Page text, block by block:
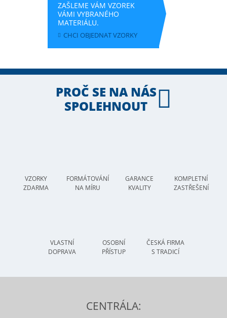
ZAŠLEME VÁM VZOREK
VÁMI VYBRANÉHO
MATERIÁLU.
CHCI OBJEDNAT VZORKY
PROČ SE NA NÁS
SPOLEHNOUT
VZORKY
ZDARMA
FORMÁTOVÁNÍ
NA MÍRU
GARANCE
KVALITY
KOMPLETNÍ
ZASTŘEŠENÍ
VLASTNÍ
DOPRAVA
OSOBNÍ
PŘÍSTUP
ČESKÁ FIRMA
S TRADICÍ
CENTRÁLA: